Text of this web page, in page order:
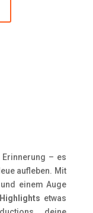
– es
aufleben. Mit
einem Auge
Highlights etwas